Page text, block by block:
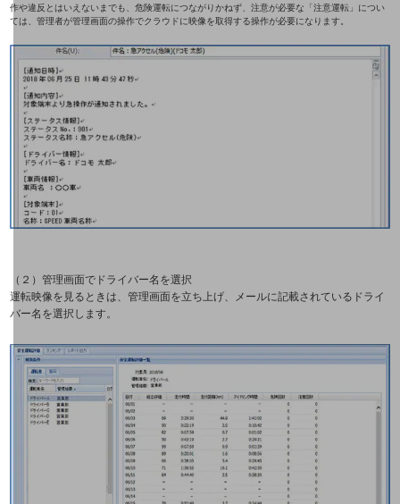
データ利活用
運用管理
業務支援・マーケティング
災害対策・BCP
課題・ニーズで探す
課題・ニーズで探すTOP
マーケティング
業務効率化
災害対策
職場環境整備
地域共創・地方創生
作や違反とはいえないまでも、危険運転につながりかねず、注意が必要な「注意運転」につい
ては、管理者が管理画面の操作でクラウドに映像を取得する操作が必要になります。
（２）管理画面でドライバー名を選択
運転映像を見るときは、管理画面を立ち上げ、メールに記載されているドライ
バー名を選択します。